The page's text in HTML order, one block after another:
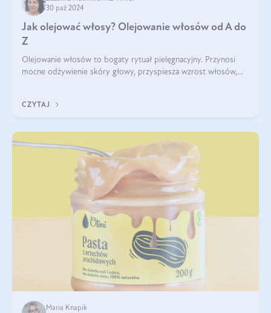
30 paź 2024
Jak olejować włosy? Olejowanie włosów od A do
Z
Olejowanie włosów to bogaty rytuał pielęgnacyjny. Przynosi
mocne odżywienie skóry głowy, przyspiesza wzrost włosów,
CZYTAJ
Maria Knapik